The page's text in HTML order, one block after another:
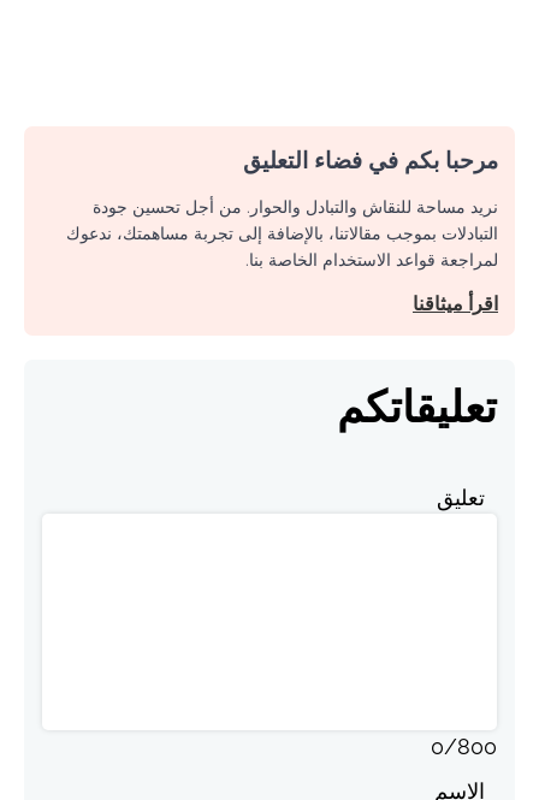
مرحبا بكم في فضاء التعليق
نريد مساحة للنقاش والتبادل والحوار. من أجل تحسين جودة
التبادلات بموجب مقالاتنا، بالإضافة إلى تجربة مساهمتك، ندعوك
لمراجعة قواعد الاستخدام الخاصة بنا.
اقرأ ميثاقنا
تعليقاتكم
تعليق
0/800
الاسم